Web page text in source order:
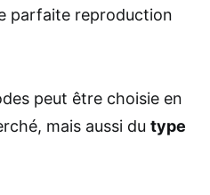
parfaite reproduction
peut être choisie en
mais aussi du type